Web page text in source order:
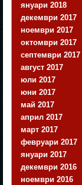
януари 2018
декември 2017
ноември 2017
октомври 2017
септември 2017
август 2017
юли 2017
юни 2017
май 2017
април 2017
март 2017
февруари 2017
януари 2017
декември 2016
ноември 2016